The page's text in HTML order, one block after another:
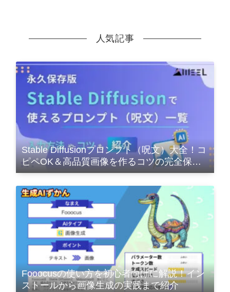
人気記事
Stable Diffusionプロンプト（呪文）大全！コ
ピペOK＆高品質画像を作るコツの完全保存
版
Fooocusの使い方を初心者向けに解説！イン
ストールから画像生成の実践まで紹介